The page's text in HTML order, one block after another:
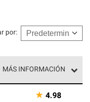
por:
MÁS INFORMACIÓN
de nuestra red
★ 4.98